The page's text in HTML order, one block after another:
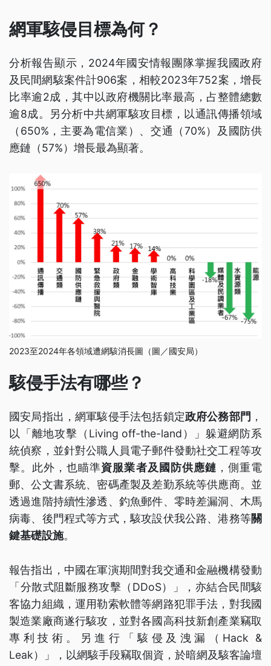
網軍駭侵目標為何？
分析報告顯示，2024年國安情報團隊掌握我國政府
及民間網駭案件計906案，相較2023年752案，增長
比率逾2成，其中以政府機關比率最高，占整體總數
逾8成。另分析中共網軍駭攻目標，以通訊傳播領域
（650%，主要為電信業）、交通（70%）及國防供
應鏈（57%）增長最為顯著。
2023至2024年各領域遭網駭消長圖（圖／國安局）
駭侵手法有哪些？
國安局指出，網軍駭侵手法包括鎖定政府公務部門 ，
以「離地攻擊（Living off-the-land）」躲避網防系
統偵察，並針對公職人員電子郵件發動社交工程等攻
擊。此外，也瞄準資服業者及國防供應鏈 ，側重電
郵、公文書系統、密碼產製及差勤系統等供應商。並
透過進階持續性滲透、釣魚郵件、零時差漏洞、木馬
病毒、後門程式等方式，駭攻設伏我公路、港務等關
鍵基礎設施。
報告指出，中國在軍演期間對我交通和金融機構發動
「分散式阻斷服務攻擊（DDoS）」，亦結合民間駭
客協力組織，運用勒索軟體等網路犯罪手法，對我國
製造業廠商遂行駭攻，並對各國高科技新創產業竊取
專利技術。另進行「駭侵及洩漏（Hack &
Leak）」，以網駭手段竊取個資，於暗網及駭客論壇